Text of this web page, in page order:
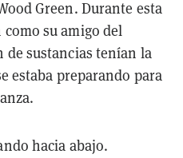
Green. Durante esta
su amigo del
de sustancias tenían la
estaba preparando para
hacia abajo.